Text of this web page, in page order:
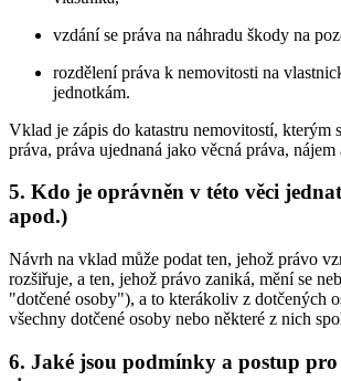
vzdání se práva na náhradu škody na
rozdělení práva k nemovitosti na
jednotkám.
Vklad je zápis do katastru nemovitostí, kterým
práva, práva ujednaná jako věcná práva, nájem
5. Kdo je oprávněn v této věci
apod.)
Návrh na vklad může podat ten, jehož právo
rozšiřuje, a ten, jehož právo zaniká, mění se
"dotčené osoby"), a to kterákoliv z dotčených
všechny dotčené osoby nebo některé z nich
6. Jaké jsou podmínky a postup